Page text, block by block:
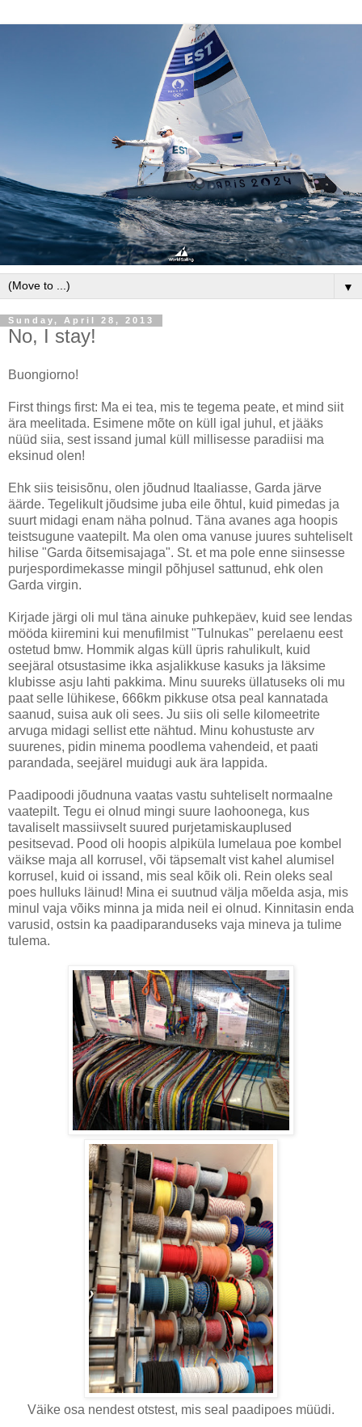
▼
Sunday, April 28, 2013
No, I stay!
Buongiorno!
First things first: Ma ei tea, mis te tegema peate, et mind siit
ära meelitada. Esimene mõte on küll igal juhul, et jääks
nüüd siia, sest issand jumal küll millisesse paradiisi ma
eksinud olen!
Ehk siis teisisõnu, olen jõudnud Itaaliasse, Garda järve
äärde. Tegelikult jõudsime juba eile õhtul, kuid pimedas ja
suurt midagi enam näha polnud. Täna avanes aga hoopis
teistsugune vaatepilt. Ma olen oma vanuse juures suhteliselt
hilise "Garda õitsemisajaga". St. et ma pole enne siinsesse
purjespordimekasse mingil põhjusel sattunud, ehk olen
Garda virgin.
Kirjade järgi oli mul täna ainuke puhkepäev, kuid see lendas
mööda kiiremini kui menufilmist "Tulnukas" perelaenu eest
ostetud bmw. Hommik algas küll üpris rahulikult, kuid
seejäral otsustasime ikka asjalikkuse kasuks ja läksime
klubisse asju lahti pakkima. Minu suureks üllatuseks oli mu
paat selle lühikese, 666km pikkuse otsa peal kannatada
saanud, suisa auk oli sees. Ju siis oli selle kilomeetrite
arvuga midagi sellist ette nähtud. Minu kohustuste arv
suurenes, pidin minema poodlema vahendeid, et paati
parandada, seejärel muidugi auk ära lappida.
Paadipoodi jõudnuna vaatas vastu suhteliselt normaalne
vaatepilt. Tegu ei olnud mingi suure laohoonega, kus
tavaliselt massiivselt suured purjetamiskauplused
pesitsevad. Pood oli hoopis alpiküla lumelaua poe kombel
väikse maja all korrusel, või täpsemalt vist kahel alumisel
korrusel, kuid oi issand, mis seal kõik oli. Rein oleks seal
poes hulluks läinud! Mina ei suutnud välja mõelda asja, mis
minul vaja võiks minna ja mida neil ei olnud. Kinnitasin enda
varusid, ostsin ka paadiparanduseks vaja mineva ja tulime
tulema.
Väike osa nendest otstest, mis seal paadipoes müüdi.